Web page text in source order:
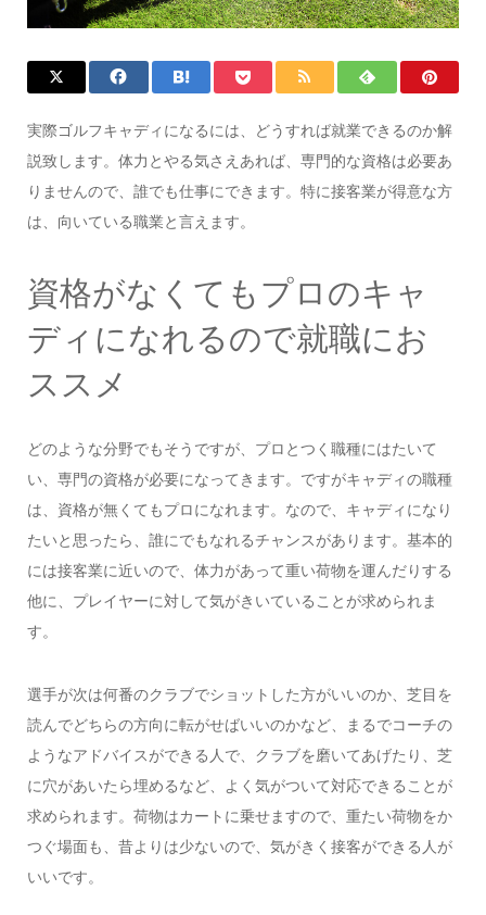
実際ゴルフキャディになるには、どうすれば就業できるのか解
説致します。体力とやる気さえあれば、専門的な資格は必要あ
りませんので、誰でも仕事にできます。特に接客業が得意な方
は、向いている職業と言えます。
資格がなくてもプロのキャ
ディになれるので就職にお
ススメ
どのような分野でもそうですが、プロとつく職種にはたいて
い、専門の資格が必要になってきます。ですがキャディの職種
は、資格が無くてもプロになれます。なので、キャディになり
たいと思ったら、誰にでもなれるチャンスがあります。基本的
には接客業に近いので、体力があって重い荷物を運んだりする
他に、プレイヤーに対して気がきいていることが求められま
す。
選手が次は何番のクラブでショットした方がいいのか、芝目を
読んでどちらの方向に転がせばいいのかなど、まるでコーチの
ようなアドバイスができる人で、クラブを磨いてあげたり、芝
に穴があいたら埋めるなど、よく気がついて対応できることが
求められます。荷物はカートに乗せますので、重たい荷物をか
つぐ場面も、昔よりは少ないので、気がきく接客ができる人が
いいです。